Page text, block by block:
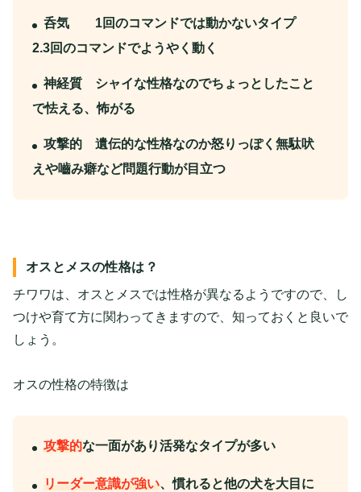
呑気 1回のコマンドでは動かないタイプ
2.3回のコマンドでようやく動く
神経質 シャイな性格なのでちょっとしたこと
で怯える、怖がる
攻撃的 遺伝的な性格なのか怒りっぽく無駄吠
えや嚙み癖など問題行動が目立つ
オスとメスの性格は？
チワワは、オスとメスでは性格が異なるようですので、し
つけや育て方に関わってきますので、知っておくと良いで
しょう。
オスの性格の特徴は
攻撃的な一面があり活発なタイプが多い
リーダー意識が強い、慣れると他の犬を大目に